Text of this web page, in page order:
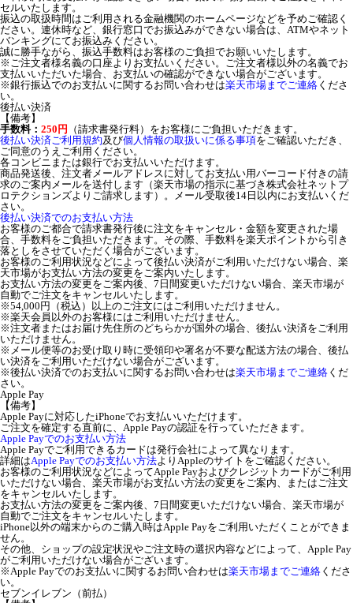
セルいたします。
振込の取扱時間はご利用される金融機関のホームページなどを予めご確認く
ださい。連休時など、銀行窓口でお振込みができない場合は、ATMやネット
バンキングにてお振込みください。
誠に勝手ながら、振込手数料はお客様のご負担でお願いいたします。
※ご注文者様名義の口座よりお支払いください。ご注文者様以外の名義でお
支払いいただいた場合、お支払いの確認ができない場合がございます。
※銀行振込でのお支払いに関するお問い合わせは楽天市場までご連絡 くださ
い。
後払い決済
【備考】
手数料： 250円 （請求書発行料）をお客様にご負担いただきます。
後払い決済ご利用規約及び個人情報の取扱いに係る事項をご確認いただき、
ご同意のうえご利用ください。
各コンビニまたは銀行でお支払いいただけます。
商品発送後、注文者メールアドレスに対してお支払い用バーコード付きの請
求のご案内メールを送付します（楽天市場の指示に基づき株式会社ネットプ
ロテクションズよりご請求します）。メール受取後14日以内にお支払いくだ
さい。
後払い決済でのお支払い方法
お客様のご都合で請求書発行後に注文をキャンセル・金額を変更された場
合、手数料をご負担いただきます。その際、手数料を楽天ポイントから引き
落としをさせていただく場合がございます。
お客様のご利用状況などによって後払い決済がご利用いただけない場合、楽
天市場がお支払い方法の変更をご案内いたします。
お支払い方法の変更をご案内後、7日間変更いただけない場合、楽天市場が
自動でご注文をキャンセルいたします。
※54,000円（税込）以上のご注文にはご利用いただけません。
※楽天会員以外のお客様にはご利用いただけません。
※注文者またはお届け先住所のどちらかが国外の場合、後払い決済をご利用
いただけません。
※メール便等のお受け取り時に受領印や署名が不要な配送方法の場合、後払
い決済をご利用いただけない場合がございます。
※後払い決済でのお支払いに関するお問い合わせは楽天市場までご連絡 くだ
さい。
Apple Pay
【備考】
Apple Payに対応したiPhoneでお支払いいただけます。
ご注文を確定する直前に、Apple Payの認証を行っていただきます。
Apple Payでのお支払い方法
Apple Payでご利用できるカードは発行会社によって異なります。
詳細はApple Payでのお支払い方法よりAppleのサイトをご確認ください。
お客様のご利用状況などによってApple Payおよびクレジットカードがご利用
いただけない場合、楽天市場がお支払い方法の変更をご案内、またはご注文
をキャンセルいたします。
お支払い方法の変更をご案内後、7日間変更いただけない場合、楽天市場が
自動でご注文をキャンセルいたします。
iPhone以外の端末からのご購入時はApple Payをご利用いただくことができま
せん。
その他、ショップの設定状況やご注文時の選択内容などによって、Apple Pay
がご利用いただけない場合がございます。
※Apple Payでのお支払いに関するお問い合わせは楽天市場までご連絡 くださ
い。
セブンイレブン（前払）